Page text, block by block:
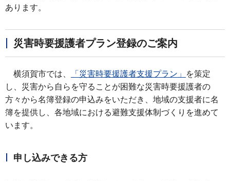
あります。
災害時要援護者プラン登録のご案内
横須賀市では、 「災害時要援護者支援プラン」
を策定
し、災害から自らを守ることが困難な災害時要援護者の
方々から名簿登録の申込みをいただき、地域の支援者に名
簿を提供し、各地域における避難支援体制づくりを進めて
います。
申し込みできる方